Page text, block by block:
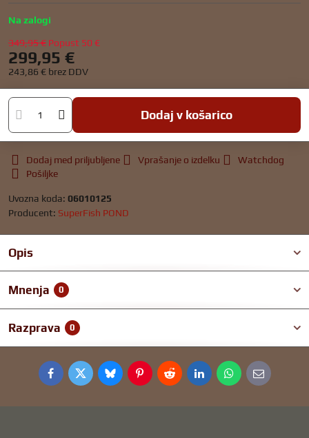
Na zalogi
349,95 € Popust 50 €
299,95 €
243,86 € brez DDV
Dodaj v košarico
Dodaj med priljubljene Vprašanje o izdelku
Watchdog
Pošiljke
Uvozna koda: 06010125
Producent: SuperFish POND
Opis
Mnenja 0
Razprava 0
FacebookTwitterBlueskyPinterestRedditLinkedInWhatsApp
E-
mail